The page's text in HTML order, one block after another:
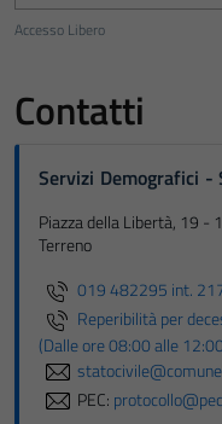
Accesso Libero
Contatti
Servizi Demografici -
Piazza della Libertà, 19 -
Terreno
019 482295 int.
Reperibilità per
(Dalle ore 08:00 alle
PEC: